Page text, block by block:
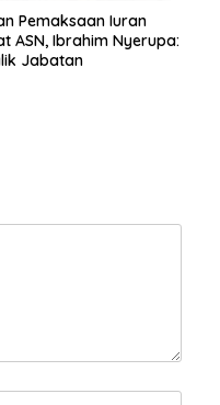
Pemaksaan Iuran
ASN, Ibrahim Nyerupa:
Jabatan